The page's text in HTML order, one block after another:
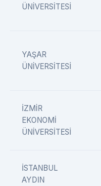
ÜNİVERSİTESİ
YAŞAR
ÜNİVERSİTESİ
İZMİR
EKONOMİ
ÜNİVERSİTESİ
İSTANBUL
AYDIN